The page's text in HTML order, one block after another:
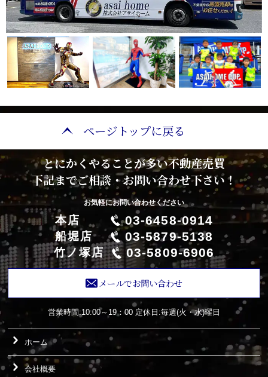
ページトップに戻る
とにかくやることが多い不動産売買
下記までご相談・お問い合わせ下さい！
お気軽にお問い合わせください
本店 03-6458-0914
船堀店 03-5879-5138
竹ノ塚店 03-5809-6906
メールでお問い合わせ
営業時間:10:00～19：00 定休日:毎週(火・水)曜日
ホーム
会社概要